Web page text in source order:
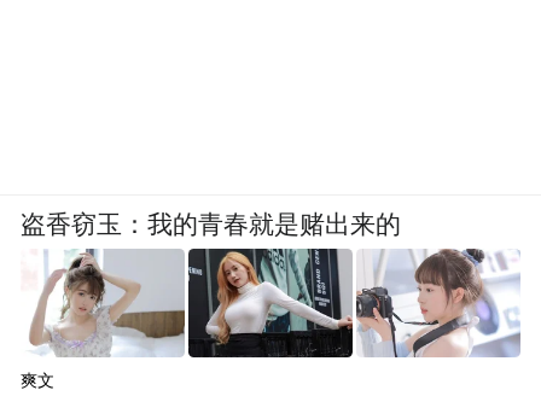
盗香窃玉：我的青春就是赌出来的
爽文